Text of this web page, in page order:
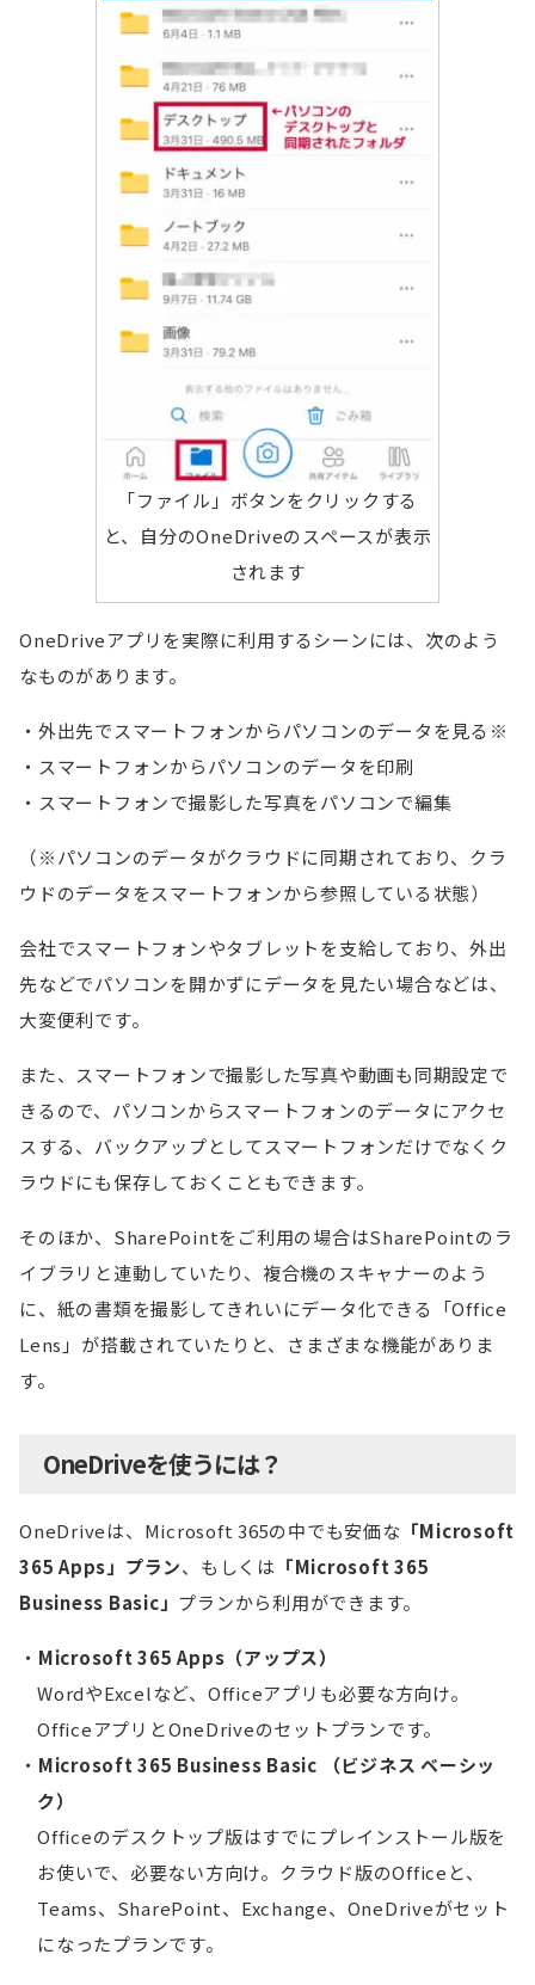
「ファイル」ボタンをクリックする
と、自分のOneDriveのスペースが表示
されます
OneDriveアプリを実際に利用するシーンには、次のよう
なものがあります。
外出先でスマートフォンからパソコンのデータを見る※
スマートフォンからパソコンのデータを印刷
スマートフォンで撮影した写真をパソコンで編集
（※パソコンのデータがクラウドに同期されており、クラ
ウドのデータをスマートフォンから参照している状態）
会社でスマートフォンやタブレットを支給しており、外出
先などでパソコンを開かずにデータを見たい場合などは、
大変便利です。
また、スマートフォンで撮影した写真や動画も同期設定で
きるので、パソコンからスマートフォンのデータにアクセ
スする、バックアップとしてスマートフォンだけでなくク
ラウドにも保存しておくこともできます。
そのほか、SharePointをご利用の場合はSharePointのラ
イブラリと連動していたり、複合機のスキャナーのよう
に、紙の書類を撮影してきれいにデータ化できる「Office
Lens」が搭載されていたりと、さまざまな機能がありま
す。
OneDriveを使うには？
OneDriveは、Microsoft 365の中でも安価な 「Microsoft
365 Apps」プラン、もしくは 「Microsoft 365
Business Basic」 プランから利用ができます。
Microsoft 365 Apps（アップス）
WordやExcelなど、Officeアプリも必要な方向け。
OfficeアプリとOneDriveのセットプランです。
Microsoft 365 Business Basic （ビジネス ベーシッ
ク）
Officeのデスクトップ版はすでにプレインストール版を
お使いで、必要ない方向け。クラウド版のOfficeと、
Teams、SharePoint、Exchange、OneDriveがセット
になったプランです。